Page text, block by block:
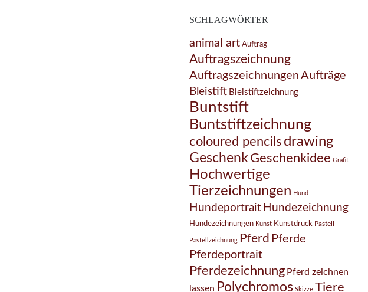
SCHLAGWÖRTER
animal art Auftrag
Auftragszeichnung
Auftragszeichnungen Aufträge
Bleistift Bleistiftzeichnung
Buntstift
Buntstiftzeichnung
coloured pencils drawing
Geschenk Geschenkidee Grafit
Hochwertige
Tierzeichnungen Hund
Hundeportrait Hundezeichnung
Hundezeichnungen Kunst Kunstdruck Pastell
Pastellzeichnung Pferd Pferde
Pferdeportrait
Pferdezeichnung Pferd zeichnen
lassen Polychromos Skizze Tiere